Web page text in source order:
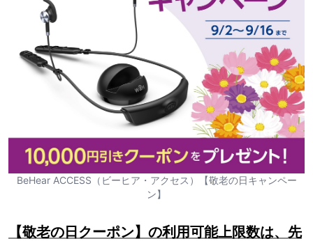
BeHear ACCESS（ビーヒア・アクセス）【敬老の日キャンペー
ン】
【敬老の日クーポン】の利用可能上限数は、先